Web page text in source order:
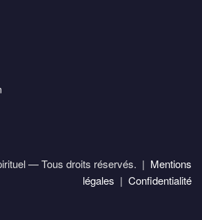
— Tous droits réservés. | Mentions
légales | Confidentialité